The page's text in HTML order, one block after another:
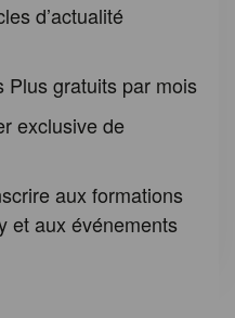
d’actualité
Plus gratuits par mois
exclusive de
aux formations
et aux événements